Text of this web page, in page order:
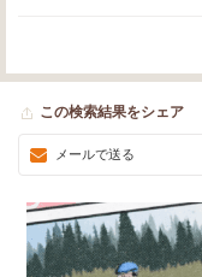
この検索結果をシェア
メールで送る